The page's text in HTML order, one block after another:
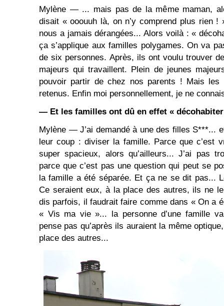
Mylène — ... mais pas de la même maman,
disait « ooouuh là, on n’y comprend plus rien
nous a jamais dérangées... Alors voilà : «
ça s’applique aux familles polygames. On va
de six personnes. Après, ils ont voulu trouver
majeurs qui travaillent. Plein de jeunes
pouvoir partir de chez nos parents ! Mais les
retenus. Enfin moi personnellement, je ne
— Et les familles ont dû en effet «
Mylène — J’ai demandé à une des filles S***...
leur coup : diviser la famille. Parce que c’est
super spacieux, alors qu’ailleurs... J’ai pas
parce que c’est pas une question qui peut se
la famille a été séparée. Et ça ne se dit pas...
Ce seraient eux, à la place des autres, ils ne
dis parfois, il faudrait faire comme dans « On a
« Vis ma vie »... la personne d’une famille
pense pas qu’après ils auraient la même
place des autres...